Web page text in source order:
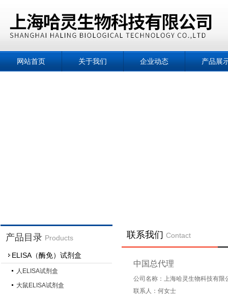
网站首页 关于我们 企业动态 产品展
产品目录 Products
ELISA（酶免）试剂盒
人ELISA试剂盒
大鼠ELISA试剂盒
联系我们 Contact
中国总代理
公司名称：上海哈灵生物科技有限
联系人 ： 何女士